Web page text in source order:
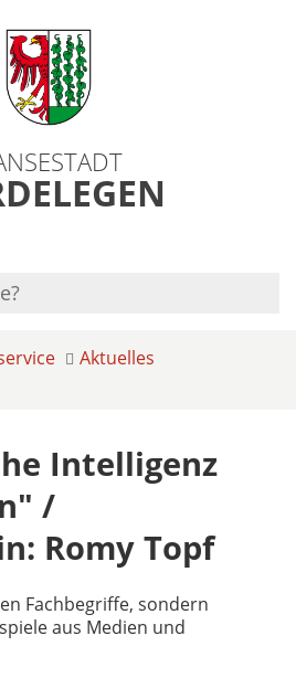
Aktuelles
Intelligenz
/
Romy Topf
Fachbegriffe, sondern
aus Medien und